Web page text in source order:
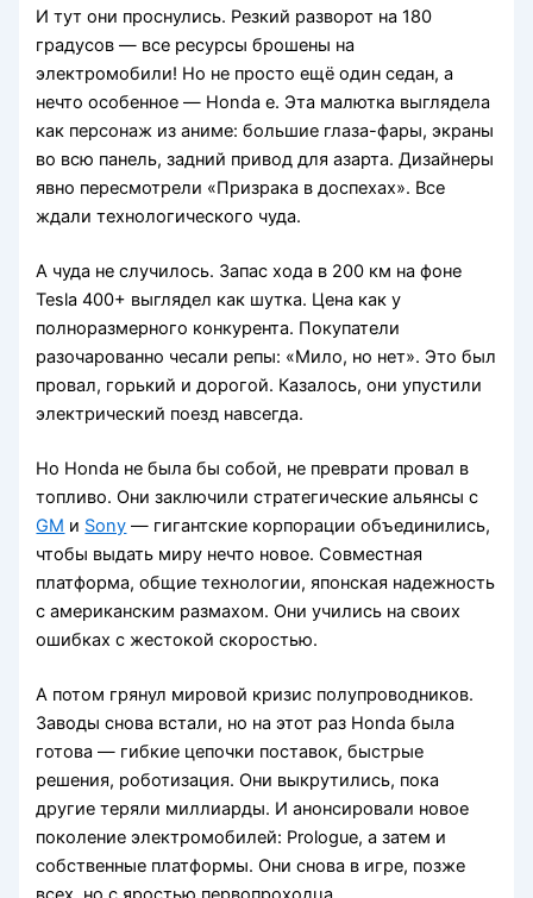
И тут они проснулись. Резкий разворот на 180
градусов — все ресурсы брошены на
электромобили! Но не просто ещё один седан, а
нечто особенное — Honda e. Эта малютка выглядела
как персонаж из аниме: большие глаза-фары, экраны
во всю панель, задний привод для азарта. Дизайнеры
явно пересмотрели «Призрака в доспехах». Все
ждали технологического чуда.
А чуда не случилось. Запас хода в 200 км на фоне
Tesla 400+ выглядел как шутка. Цена как у
полноразмерного конкурента. Покупатели
разочарованно чесали репы: «Мило, но нет». Это был
провал, горький и дорогой. Казалось, они упустили
электрический поезд навсегда.
Но Honda не была бы собой, не преврати провал в
топливо. Они заключили стратегические альянсы с
GM и Sony — гигантские корпорации объединились,
чтобы выдать миру нечто новое. Совместная
платформа, общие технологии, японская надежность
с американским размахом. Они учились на своих
ошибках с жестокой скоростью.
А потом грянул мировой кризис полупроводников.
Заводы снова встали, но на этот раз Honda была
готова — гибкие цепочки поставок, быстрые
решения, роботизация. Они выкрутились, пока
другие теряли миллиарды. И анонсировали новое
поколение электромобилей: Prologue, а затем и
собственные платформы. Они снова в игре, позже